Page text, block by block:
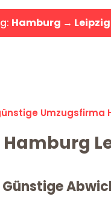
Hamburg → Leipzig
Umzugsfirma
Günstige